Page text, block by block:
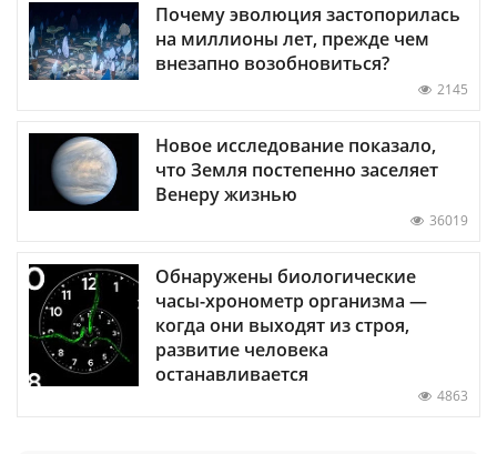
Почему эволюция застопорилась
на миллионы лет, прежде чем
внезапно возобновиться?
2145
Новое исследование показало,
что Земля постепенно заселяет
Венеру жизнью
36019
Обнаружены биологические
часы-хронометр организма —
когда они выходят из строя,
развитие человека
останавливается
4863